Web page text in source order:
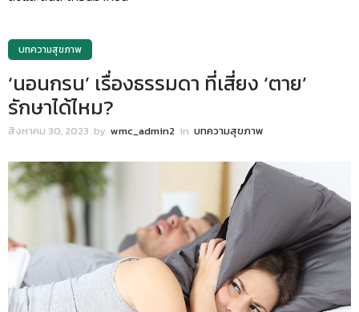
บทความสุขภาพ
‘นอนกรน’ เรื่องธรรมดา ที่เสี่ยง ‘ตาย’
รักษาได้ไหม?
สิงหาคม 30, 2023 by wmc_admin2 in บทความสุขภาพ